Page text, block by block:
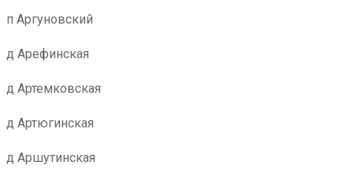
п Аргуновский
д Арефинская
д Артемковская
д Артюгинская
д Аршутинская